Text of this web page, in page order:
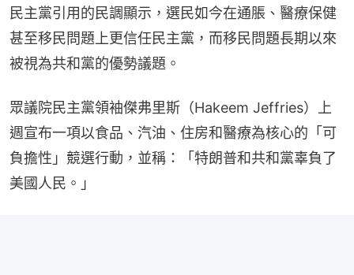
民主黨引用的民調顯示，選民如今在通脹、醫療保健
甚至移民問題上更信任民主黨，而移民問題長期以來
被視為共和黨的優勢議題。
眾議院民主黨領袖傑弗里斯（Hakeem Jeffries）上
週宣布一項以食品、汽油、住房和醫療為核心的「可
負擔性」競選行動，並稱：「特朗普和共和黨辜負了
美國人民。」